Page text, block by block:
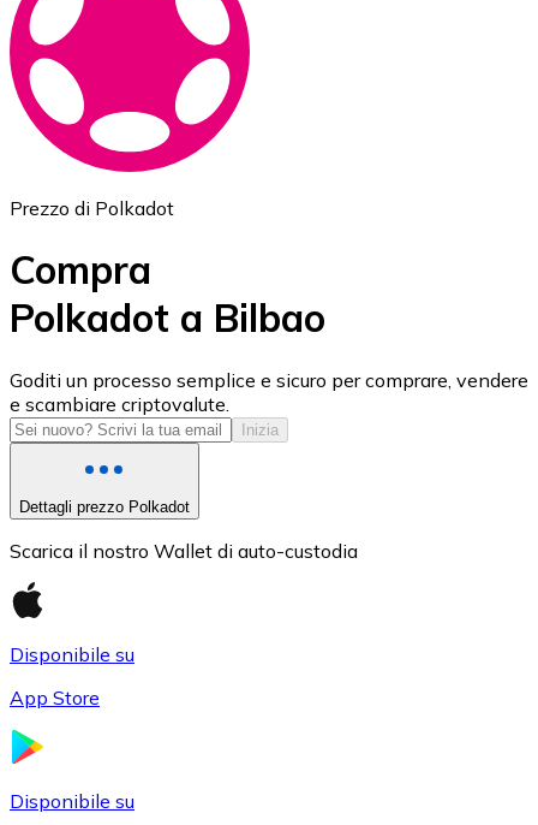
Ethereum
ETH
USD Coin
USDC
Prezzo di Polkadot
Compra
Polkadot a Bilbao
Goditi un processo semplice e sicuro per comprare, vendere
e scambiare criptovalute.
Inizia
Dettagli prezzo Polkadot
Scarica il nostro Wallet di auto-custodia
Disponibile su
App Store
Disponibile su